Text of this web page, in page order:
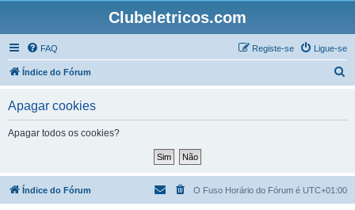
Clubeletricos.com
FAQ Ligue-se
Registe-se
Índice do Fórum
a
Apagar cookies
Apagar todos os cookies?
Índice do Fórum O Fuso Horário do Fórum é UTC+01:00